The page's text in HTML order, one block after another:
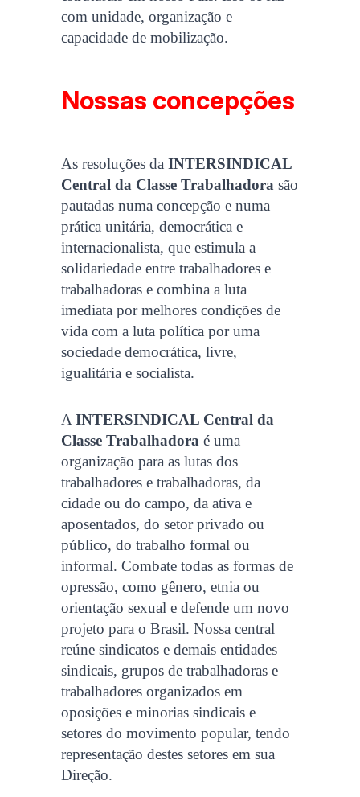
com unidade, organização e
capacidade de mobilização.
Nossas concepções
As resoluções daINTERSINDICAL
Central da Classe Trabalhadora são
pautadas numa concepção e numa
prática unitária, democrática e
internacionalista, que estimula a
solidariedade entre trabalhadores e
trabalhadoras e combina a luta
imediata por melhores condições de
vida com a luta política por uma
sociedade democrática, livre,
igualitária e socialista.
AINTERSINDICAL Central da
Classe Trabalhadora é uma
organização para as lutas dos
trabalhadores e trabalhadoras, da
cidade ou do campo, da ativa e
aposentados, do setor privado ou
público, do trabalho formal ou
informal. Combate todas as formas de
opressão, como gênero, etnia ou
orientação sexual e defende um novo
projeto para o Brasil. Nossa central
reúne sindicatos e demais entidades
sindicais, grupos de trabalhadoras e
trabalhadores organizados em
oposições e minorias sindicais e
setores do movimento popular, tendo
representação destes setores em sua
Direção.